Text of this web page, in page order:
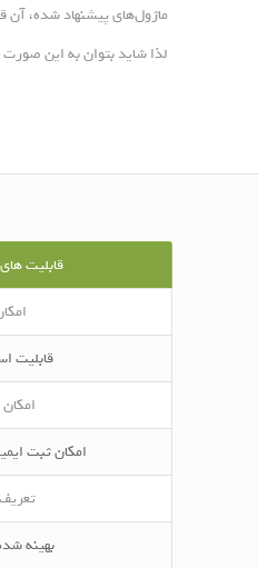
ماژول‌های پیشنهاد شده، آن
لذا شاید بتوان به این
قابلیت
قابلیت
امکان ثبت
بهینه